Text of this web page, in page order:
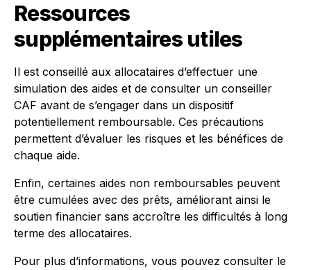
Ressources
supplémentaires utiles
Il est conseillé aux allocataires d’effectuer une
simulation des aides et de consulter un conseiller
CAF avant de s’engager dans un dispositif
potentiellement remboursable. Ces précautions
permettent d’évaluer les risques et les bénéfices de
chaque aide.
Enfin, certaines aides non remboursables peuvent
être cumulées avec des prêts, améliorant ainsi le
soutien financier sans accroître les difficultés à long
terme des allocataires.
Pour plus d’informations, vous pouvez consulter le